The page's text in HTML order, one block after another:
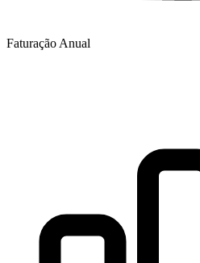
Faturação Anual